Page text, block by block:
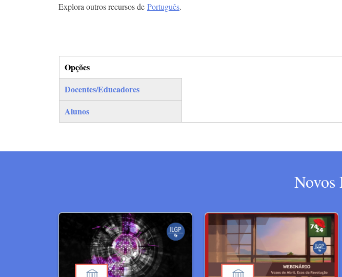
Explora outros recursos de Português.
Opções
(separador ativo)
Docentes/Educadores
Alunos
Novos